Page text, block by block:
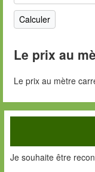
Le prix au
Le prix au mètre
Je souhaite être